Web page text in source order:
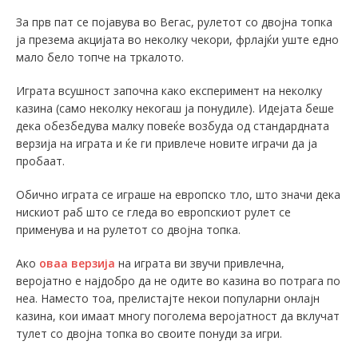
За прв пат се појавува во Вегас, рулетот со двојна топка
ја презема акцијата во неколку чекори, фрлајќи уште едно
мало бело топче на тркалото.
Играта всушност започна како експеримент на неколку
казина (само неколку некогаш ја понудиле). Идејата беше
дека обезбедува малку повеќе возбуда од стандардната
верзија на играта и ќе ги привлече новите играчи да ја
пробаат.
Обично играта се играше на европско тло, што значи дека
нискиот раб што се гледа во европскиот рулет се
применува и на рулетот со двојна топка.
Ако оваа верзија на играта ви звучи привлечна,
веројатно е најдобро да не одите во казина во потрага по
неа. Наместо тоа, прелистајте некои популарни онлајн
казина, кои имаат многу поголема веројатност да вклучат
тулет со двојна топка во своите понуди за игри.